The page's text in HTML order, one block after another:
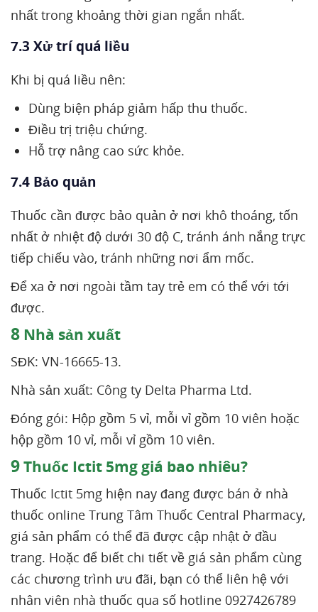
nhất trong khoảng thời gian ngắn nhất.
7.3 Xử trí quá liều
Khi bị quá liều nên:
Dùng biện pháp giảm hấp thu thuốc.
Điều trị triệu chứng.
Hỗ trợ nâng cao sức khỏe.
7.4 Bảo quản
Thuốc cần được bảo quản ở nơi khô thoáng, tốn
nhất ở nhiệt độ dưới 30 độ C, tránh ánh nắng trực
tiếp chiếu vào, tránh những nơi ẩm mốc.
Để xa ở nơi ngoài tầm tay trẻ em có thể với tới
được.
8 Nhà sản xuất
SĐK: VN-16665-13.
Nhà sản xuất: Công ty Delta Pharma Ltd.
Đóng gói: Hộp gồm 5 vỉ, mỗi vỉ gồm 10 viên hoặc
hộp gồm 10 vỉ, mỗi vỉ gồm 10 viên.
9Thuốc Ictit 5mg giá bao nhiêu?
Thuốc Ictit 5mg hiện nay đang được bán ở nhà
thuốc online Trung Tâm Thuốc Central Pharmacy,
giá sản phẩm có thể đã được cập nhật ở đầu
trang. Hoặc để biết chi tiết về giá sản phẩm cùng
các chương trình ưu đãi, bạn có thể liên hệ với
nhân viên nhà thuốc qua số hotline 0927426789